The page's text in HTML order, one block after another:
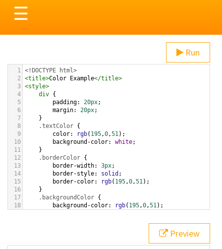
Toggle
navigation
☰
Run
1 <!DOCTYPE html>
2
<title>Color Example</title>
3 <style>
4
div {
5
padding: 20px;
6
margin: 20px;
7
}
8
.textColor {
9
color: rgb( 195,0,51);
10
background-color: white;
11
}
12
.borderColor {
13
border-width: 3px;
14
border-style: solid ;
15
border-color: rgb( 195,0,51);
16
}
17
.backgroundColor {
18
background-color: rgb( 195,0,51);
bottom ,
white, rgb(195,0,51));
Preview